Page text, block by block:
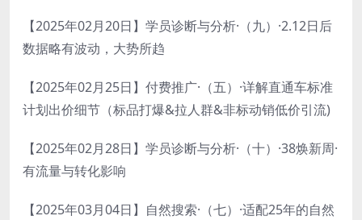
【2025年02月20日】学员诊断与分析·（九）·2.12日后
数据略有波动，大势所趋
【2025年02月25日】付费推广·（五）·详解直通车标准
计划出价细节（标品打爆&拉人群&非标动销低价引流)
【2025年02月28日】学员诊断与分析·（十）·38焕新周·
有流量与转化影响
【2025年03月04日】自然搜索·（七）·适配25年的自然